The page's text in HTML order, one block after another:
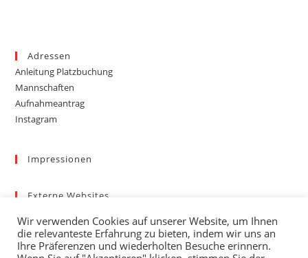
Adressen
Anleitung Platzbuchung
Mannschaften
Aufnahmeantrag
Instagram
Impressionen
Externe Websites
Gemeinde March
Wetter
Wir verwenden Cookies auf unserer Website, um Ihnen
die relevanteste Erfahrung zu bieten, indem wir uns an
Ihre Präferenzen und wiederholten Besuche erinnern.